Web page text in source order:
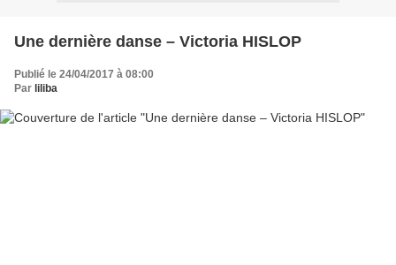
Une dernière danse – Victoria HISLOP
Publié le 24/04/2017 à 08:00
Par liliba